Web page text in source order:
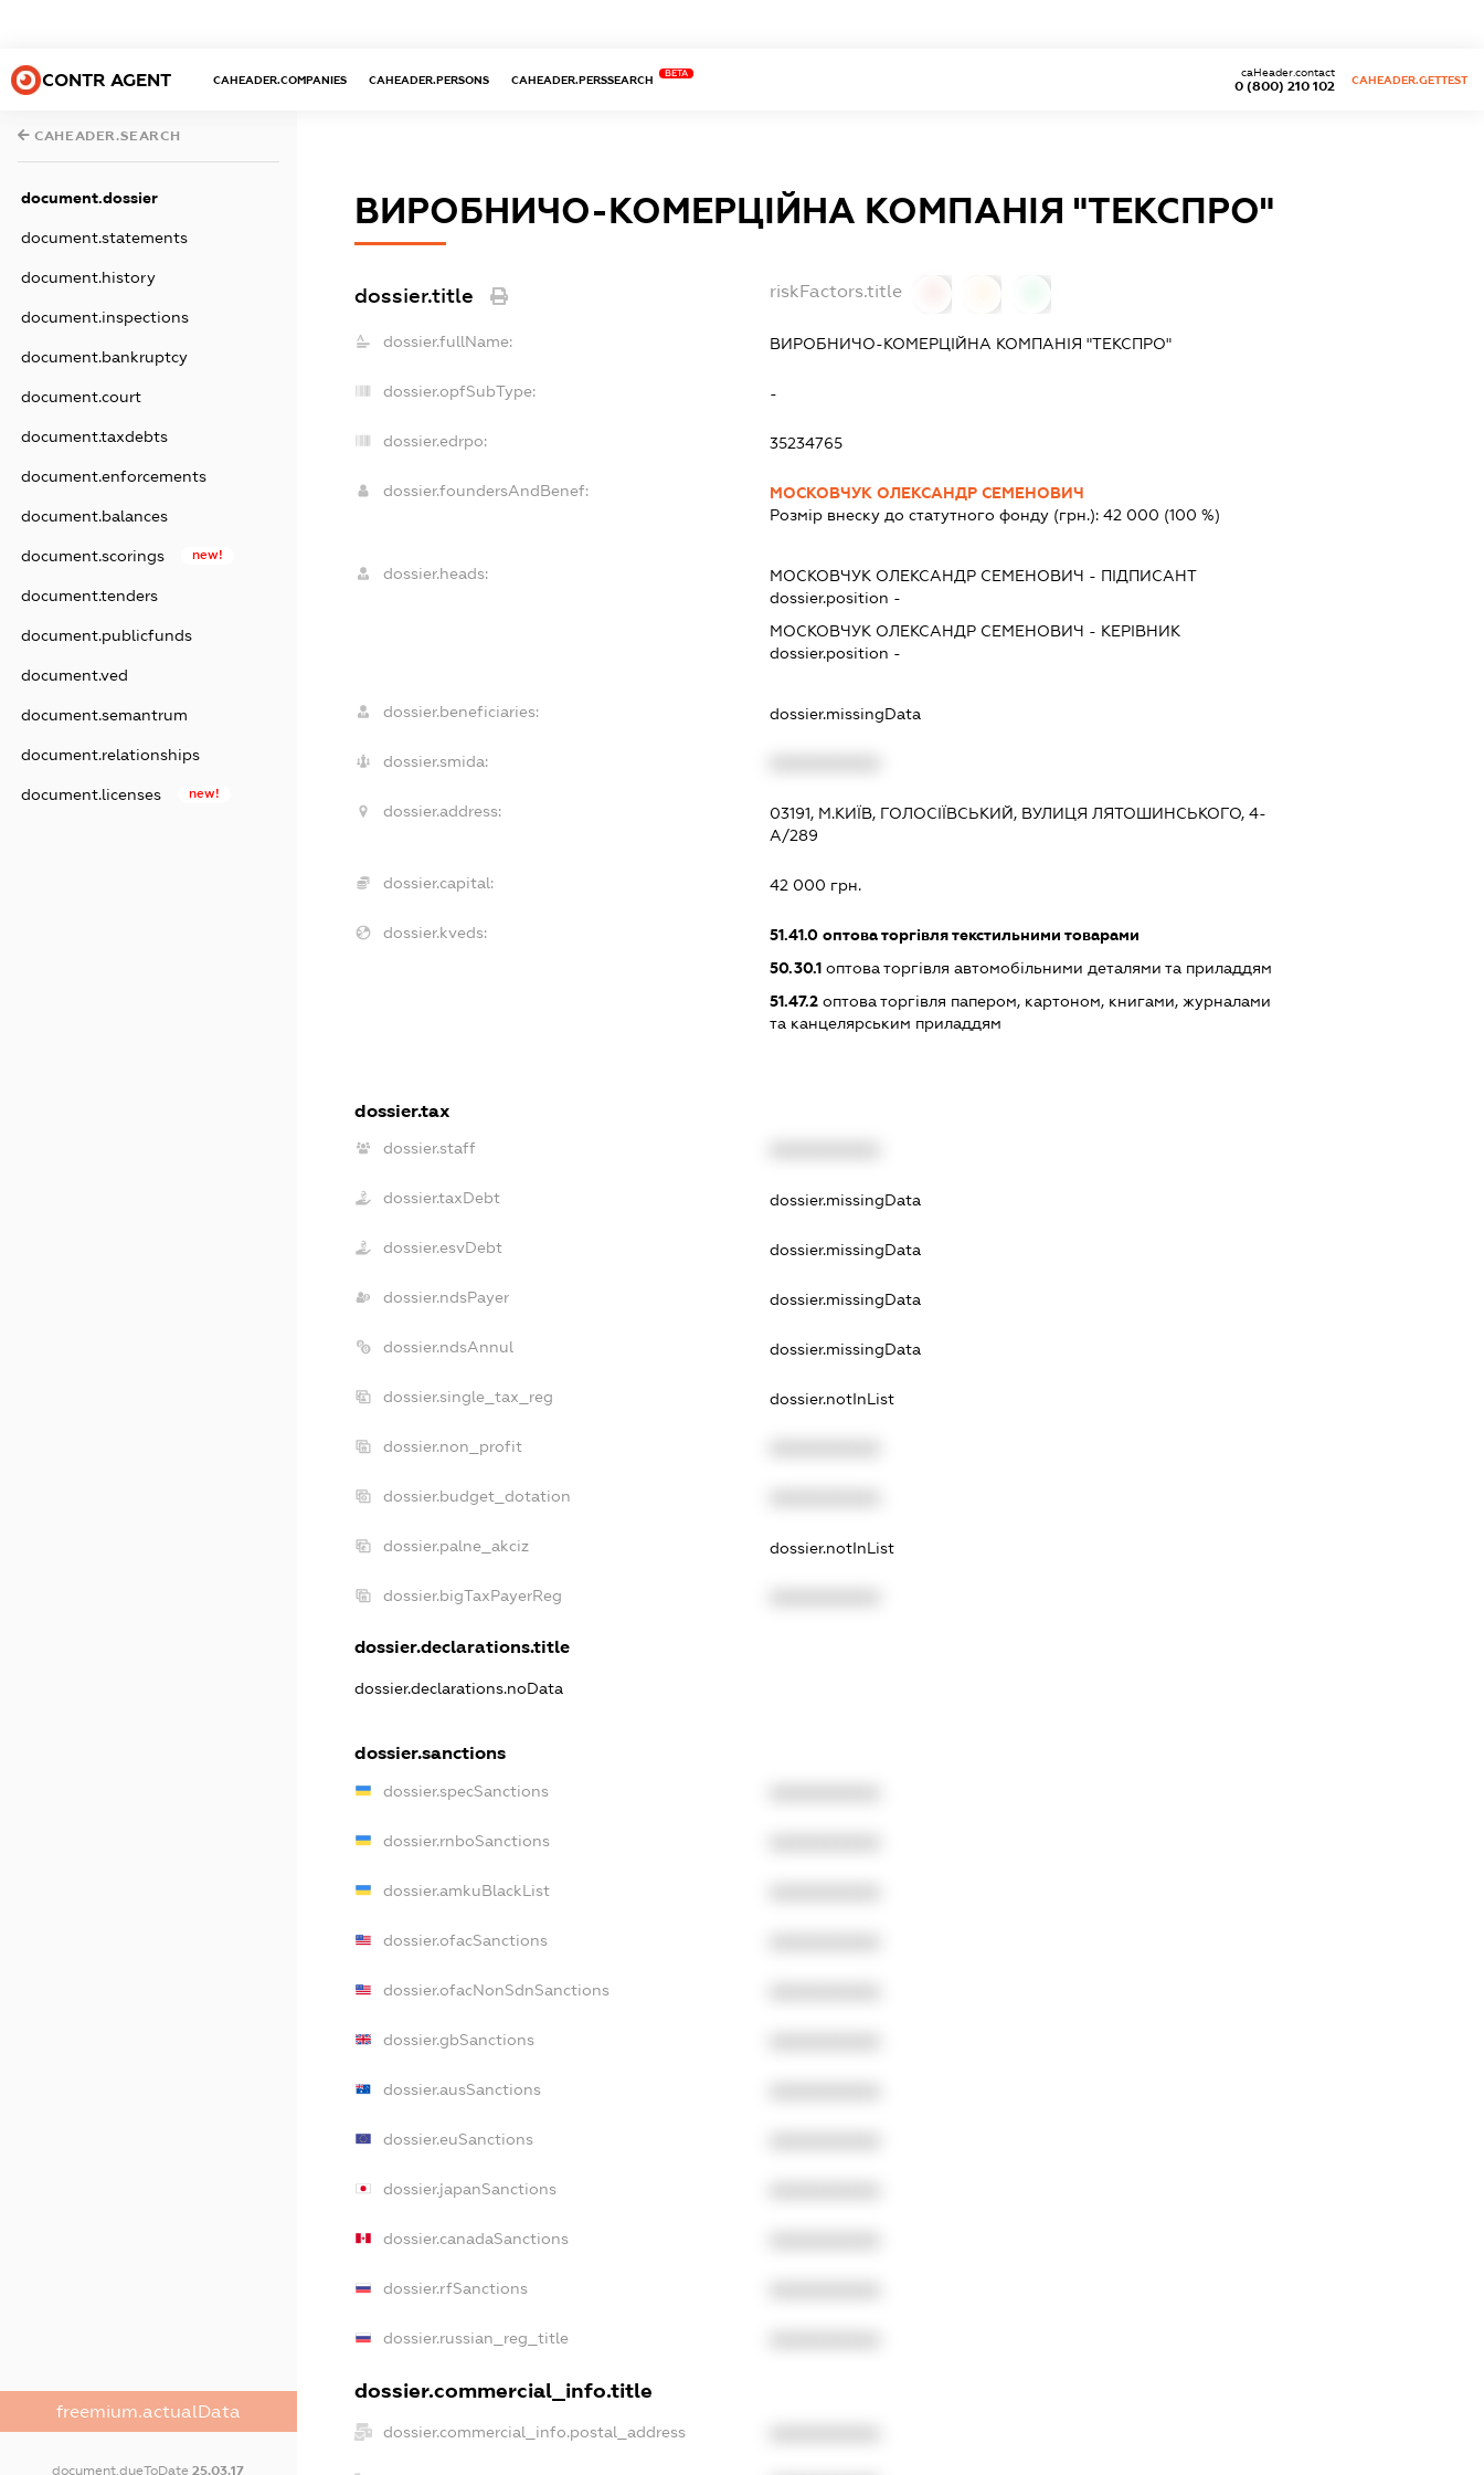
CONTR AGENT CAHEADER.COMPANIES CAHEADER.PERSONS CAHEADER.PERSSEARCH
BETA
0 (800) 210 102
caHeader.contact
CAHEADER.GETTEST
CAHEADER.SEARCH
document.dossier
document.statements
document.history
document.inspections
document.bankruptcy
document.court
document.taxdebts
document.enforcements
document.balances
document.scorings new!
document.tenders
document.publicfunds
document.ved
document.semantrum
document.relationships
document.licenses new!
freemium.actualData
document.dueToDate25.03.17
ВИРОБНИЧО-КОМЕРЦІЙНА КОМПАНІЯ "ТЕКСПРО"
dossier.title riskFactors.title
dossier.fullName: ВИРОБНИЧО-КОМЕРЦІЙНА КОМПАНІЯ "ТЕКСПРО"
dossier.opfSubType: -
dossier.edrpo: 35234765
dossier.foundersAndBenef:
МОСКОВЧУК ОЛЕКСАНДР СЕМЕНОВИЧ
Розмір внеску до статутного фонду (грн.):42 000 (100 %)
dossier.heads: МОСКОВЧУК ОЛЕКСАНДР СЕМЕНОВИЧ - ПІДПИСАНТ
dossier.position -
МОСКОВЧУК ОЛЕКСАНДР СЕМЕНОВИЧ - КЕРІВНИК
dossier.position -
dossier.beneficiaries: dossier.missingData
dossier.smida:
dossier.address:
03191, М.КИЇВ, ГОЛОСІЇВСЬКИЙ, ВУЛИЦЯ ЛЯТОШИНСЬКОГО, 4-
А/289
dossier.capital: 42 000 грн.
dossier.kveds: 51.41.0 оптова торгівля текстильними товарами
50.30.1 оптова торгівля автомобільними деталями та приладдям
51.47.2 оптова торгівля папером, картоном, книгами, журналами
та канцелярським приладдям
dossier.tax
dossier.staff
dossier.taxDebt dossier.missingData
dossier.esvDebt dossier.missingData
dossier.ndsPayer dossier.missingData
dossier.ndsAnnul dossier.missingData
dossier.single_tax_reg dossier.notInList
dossier.non_profit
dossier.budget_dotation
dossier.palne_akciz dossier.notInList
dossier.bigTaxPayerReg
dossier.declarations.title
dossier.declarations.noData
dossier.sanctions
dossier.specSanctions
dossier.rnboSanctions
dossier.amkuBlackList
dossier.ofacSanctions
dossier.ofacNonSdnSanctions
dossier.gbSanctions
dossier.ausSanctions
dossier.euSanctions
dossier.japanSanctions
dossier.canadaSanctions
dossier.rfSanctions
dossier.russian_reg_title
dossier.commercial_info.title
dossier.commercial_info.postal_address